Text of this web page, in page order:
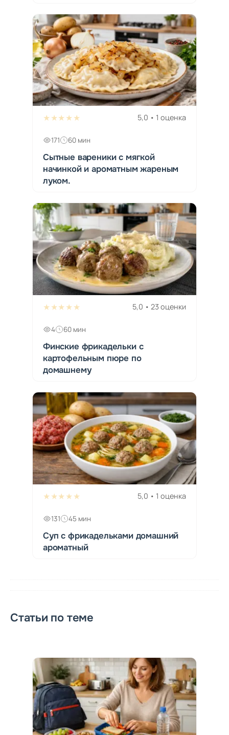
★★★★★ 5,0 • 1 оценка
171 60 мин
Сытные вареники с мягкой
начинкой и ароматным жареным
луком.
★★★★★ 5,0 • 23 оценки
4 60 мин
Финские фрикадельки с
картофельным пюре по
домашнему
★★★★★ 5,0 • 1 оценка
131 45 мин
Суп с фрикадельками домашний
ароматный
Статьи по теме